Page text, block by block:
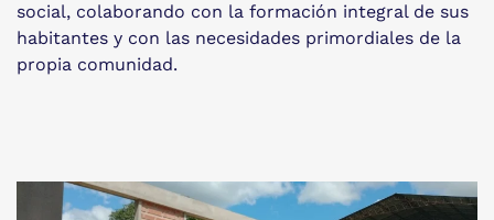
social, colaborando con la formación integral de sus
habitantes y con las necesidades primordiales de la
propia comunidad.